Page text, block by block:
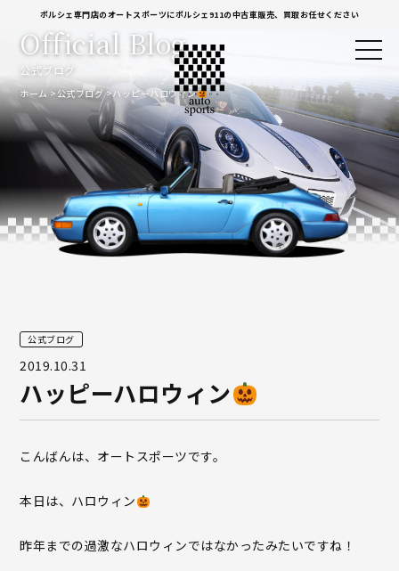
ポルシェ専門店のオートスポーツにポルシェ911の中古車販売、買取お任せください
公式ブログ
Official Blog
ホーム 公式ブログ ハッピーハロウィン
公式ブログ
2019.10.31
ハッピーハロウィン
こんばんは、オートスポーツです。
本日は、ハロウィン
昨年までの過激なハロウィンではなかったみたいですね！